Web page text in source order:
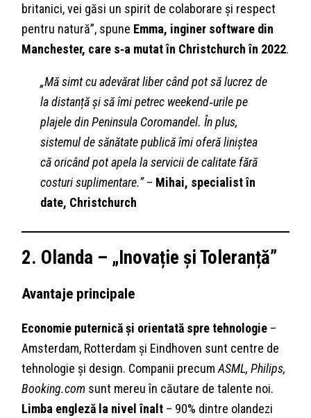
britanici, vei găsi un spirit de colaborare și respect
pentru natură”, spune Emma, inginer software din
Manchester, care s‑a mutat în Christchurch în 2022.
„Mă simt cu adevărat liber când pot să lucrez de
la distanță și să îmi petrec weekend‑urile pe
plajele din Peninsula Coromandel. În plus,
sistemul de sănătate publică îmi oferă liniștea
că oricând pot apela la servicii de calitate fără
costuri suplimentare.”– Mihai, specialist în
date, Christchurch
2. Olanda – „Inovație și Toleranță”
Avantaje principale
Economie puternică și orientată spre tehnologie –
Amsterdam, Rotterdam și Eindhoven sunt centre de
tehnologie și design. Companii precumASML, Philips,
Booking.com sunt mereu în căutare de talente noi.
Limba engleză la nivel înalt – 90% dintre olandezi